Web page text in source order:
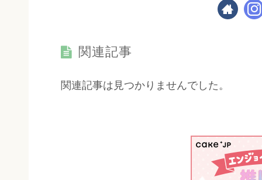
関連記事
関連記事は見つかりませんでした。